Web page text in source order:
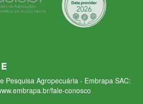
Pesquisa Agropecuária - Embrapa SAC:
fale-conosco